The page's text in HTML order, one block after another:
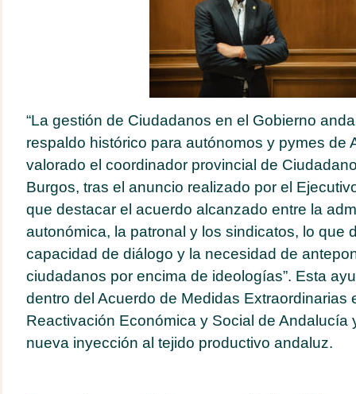
“La gestión de Ciudadanos en el Gobierno
respaldo histórico para autónomos y pymes de
valorado el coordinador provincial de
Burgos, tras el anuncio realizado por el
que destacar el acuerdo alcanzado entre la
autonómica, la patronal y los sindicatos, lo que
capacidad de diálogo y la necesidad de
ciudadanos por encima de ideologías”. Esta
dentro del Acuerdo de Medidas Extraordinarias
Reactivación Económica y Social de Andalucía
nueva inyección al tejido productivo andaluz.